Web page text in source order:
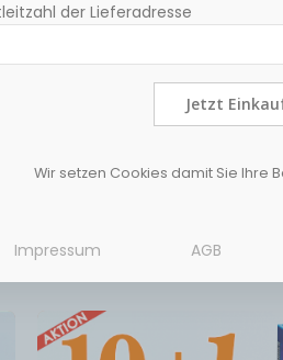
ohne Alkohol.Nach Beendigung
entzogen. Dies geschieht
Die Methode ist so behutsam,
der Lieferadresse
Jetzt
Wir setzen Cookies damit Sie Ihre
Impressum AGB